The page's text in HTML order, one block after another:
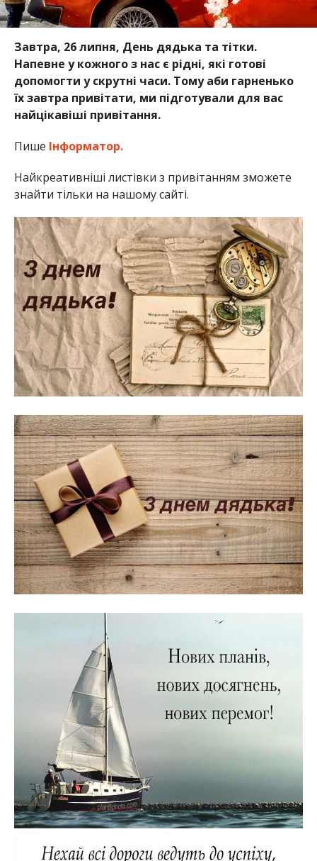
Завтра, 26 липня, День дядька та тітки.
Напевне у кожного з нас є рідні, які готові
допомогти у скрутні часи. Тому аби гарненько
їх завтра привітати, ми підготували для вас
найцікавіші привітання.
Пише Інформатор.
Найкреативніші листівки з привітанням зможете
знайти тільки на нашому сайті.